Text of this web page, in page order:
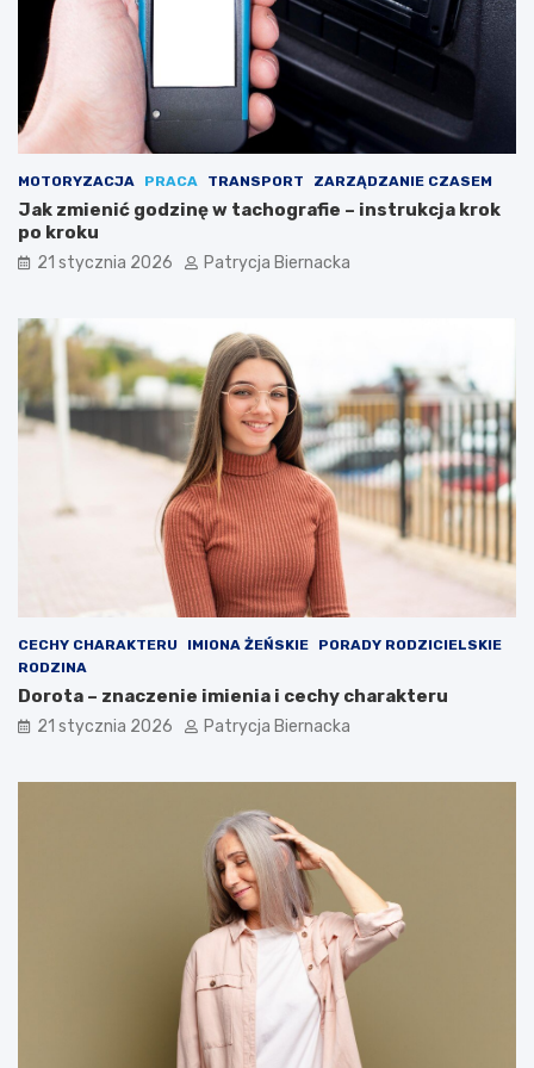
k
s
z
e
ś
o
p
a
k
?
MOTORYZACJA PRACA TRANSPORT ZARZĄDZANIE CZASEM
Jak zmienić godzinę w tachografie – instrukcja krok
po kroku
21 stycznia 2026 Patrycja Biernacka
CECHY CHARAKTERU IMIONA ŻEŃSKIE
PORADY RODZICIELSKIE
RODZINA
Dorota – znaczenie imienia i cechy charakteru
21 stycznia 2026 Patrycja Biernacka